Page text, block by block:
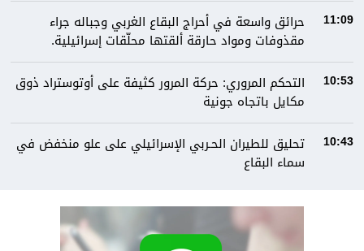
11:09
حرائق واسعة في أحراج البقاع الغربي وجباله جراء
مقذوفات ومواد حارقة ألقتها محلّقات إسرائيلية.
10:53
التحكم المروري: حركة المرور كثيفة على أوتوستراد ذوق
مكايل باتجاه جونية
10:43
تحليق للطيران الحـربي الإسرائيلي على علو منخفض في
سماء البقاع